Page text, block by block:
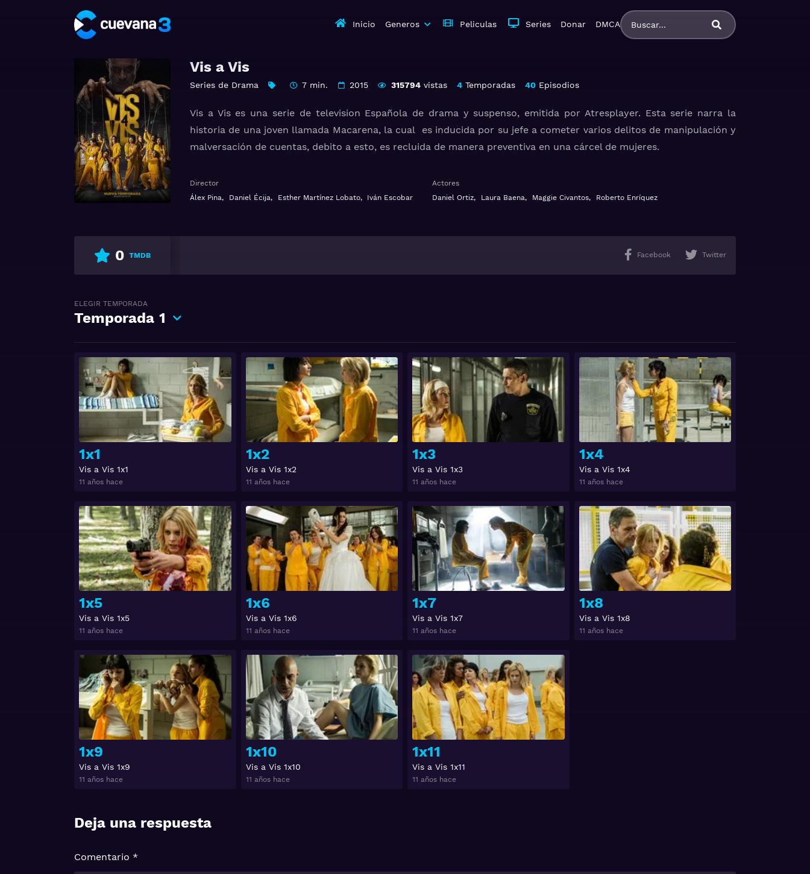
Inicio Generos Peliculas Series Donar DMCA
Vis a Vis
Series de Drama 7 min. 2015 315794vistas 4Temporadas 40 Episodios
Vis a Vis es una serie de television Española de drama y suspenso, emitida por Atresplayer. Esta serie narra la
historia de una joven llamada Macarena, la cual es inducida por su jefe a cometer varios delitos de manipulación y
malversación de cuentas, debito a esto, es recluida de manera preventiva en una cárcel de mujeres.
tiempo que intenta demostrar su inocencia.
Ver Vis a vis Gratis HD 1080p 720p | Idioma español latino, subtitulado, castellano
Director
Álex Pina, Daniel Écija, Esther Martínez Lobato, Iván Escobar
Actores
Daniel Ortiz, Laura Baena, Maggie Civantos, Roberto Enríquez
0 TMDB Facebook Twitter
ELEGIR TEMPORADA
Temporada 1
1x1
Vis a Vis 1x1
11 años hace
Ver
1x2
Vis a Vis 1x2
11 años hace
Ver
1x3
Vis a Vis 1x3
11 años hace
1x4
Vis a Vis 1x4
11 años hace
1x5
Vis a Vis 1x5
11 años hace
Ver
1x6
Vis a Vis 1x6
11 años hace
Ver
1x7
Vis a Vis 1x7
11 años hace
Ver
1x8
Vis a Vis 1x8
11 años hace
1x9
Vis a Vis 1x9
11 años hace
Ver
1x10
Vis a Vis 1x10
11 años hace
Ver
1x11
Vis a Vis 1x11
11 años hace
Deja una respuesta
Comentario *